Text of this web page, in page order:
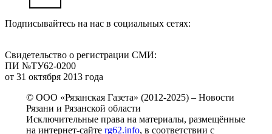
Подписывайтесь на нас в социальных сетях:
Свидетельство о регистрации СМИ:
ПИ №ТУ62-0200
от 31 октября 2013 года
© ООО «Рязанская Газета» (2012-2025) – Новости
Рязани и Рязанской области
Исключительные права на материалы, размещённые
на интернет-сайте rg62.info, в соответствии с